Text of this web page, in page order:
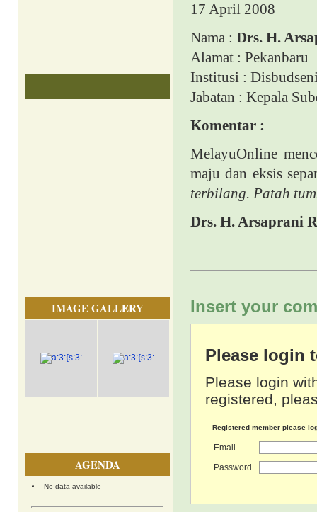
IMAGE GALLERY
AGENDA
No data available
17 April 2008
Nama : Drs. H.
Alamat : Pekanbaru
Institusi :
Jabatan : Kepala
Komentar :
MelayuOnline
maju dan eksis
terbilang. Patah
Drs. H. Arsaprani
Insert your
Please login
Please login
registered,
Registered member please
Email
Password